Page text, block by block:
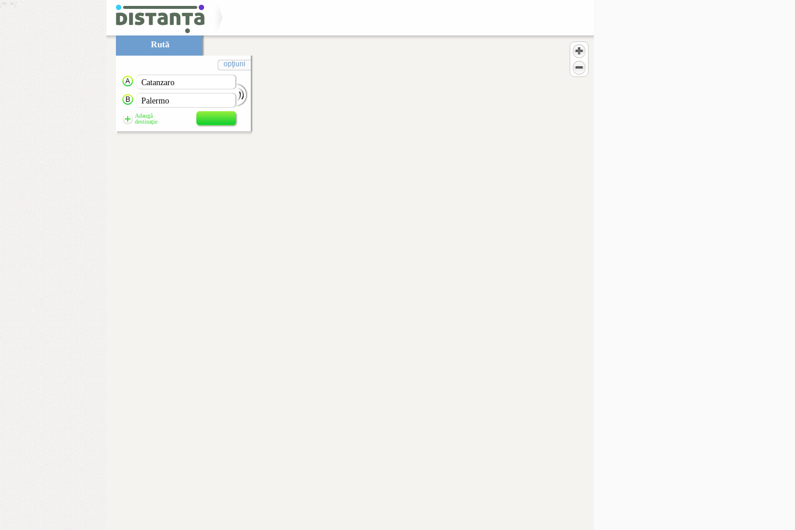
/* */
Rută
Adaugă
destinaţie
opţiuni